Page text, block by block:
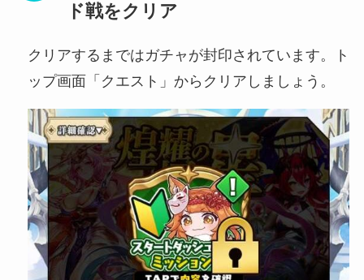
ド戦をクリア
クリアするまではガチャが封印されています。ト
ップ画面「クエスト」からクリアしましょう。